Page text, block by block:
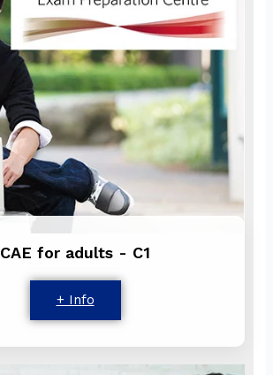
CAE for adults - C1
+ Info